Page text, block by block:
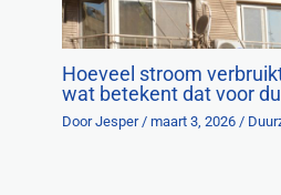
Hoeveel stroom
wat betekent dat voor
Door Jesper /maart 3, 2026 /